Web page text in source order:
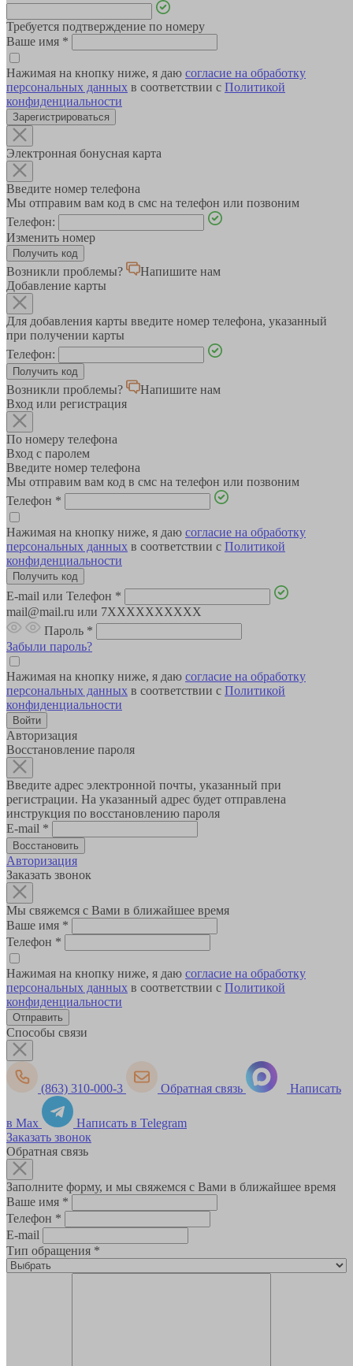
Требуется подтверждение по номеру
Ваше имя *
Нажимая на кнопку ниже, я даю согласие на обработку
персональных данных в соответствии с Политикой
конфиденциальности
Зарегистрироваться
Электронная бонусная карта
Введите номер телефона
Мы отправим вам код в смс на телефон или позвоним
Телефон:
Изменить номер
Возникли проблемы?
Напишите нам
Добавление карты
Для добавления карты введите номер телефона, указанный
при получении карты
Телефон:
Возникли проблемы?
Напишите нам
Вход или регистрация
По номеру телефона
Вход с паролем
Введите номер телефона
Мы отправим вам код в смс на телефон или позвоним
Телефон *
Нажимая на кнопку ниже, я даю согласие на обработку
персональных данных в соответствии с Политикой
конфиденциальности
E-mail или Телефон *
mail@mail.ru или 7XXXXXXXXXX
Пароль *
Забыли пароль?
Нажимая на кнопку ниже, я даю согласие на обработку
персональных данных в соответствии с Политикой
конфиденциальности
Авторизация
Восстановление пароля
Введите адрес электронной почты, указанный при
регистрации. На указанный адрес будет отправлена
инструкция по восстановлению пароля
E-mail *
Авторизация
Заказать звонок
Мы свяжемся с Вами в ближайшее время
Ваше имя *
Телефон *
Нажимая на кнопку ниже, я даю согласие на обработку
персональных данных в соответствии с Политикой
конфиденциальности
Способы связи
(863) 310-000-3 Обратная связь Написать
в Max
Написать в Telegram
Заказать звонок
Обратная связь
Заполните форму, и мы свяжемся с Вами в ближайшее время
Ваше имя *
Телефон *
E-mail
Тип обращения *